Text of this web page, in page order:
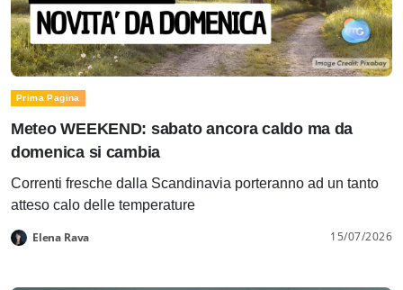
Prima Pagina
Meteo WEEKEND: sabato ancora caldo ma da
domenica si cambia
Correnti fresche dalla Scandinavia porteranno ad un tanto
atteso calo delle temperature
Elena Rava 15/07/2026